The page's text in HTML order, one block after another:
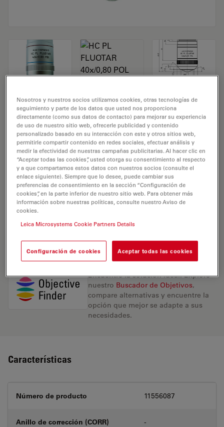
Objetivo de microscopio HC PL FLUOTAR
40x/0,80 POL
N.º de producto 11556087
El objetivo HC PL FLUOTAR 40x/0,80 POL tiene un
aumento de 40X y una apertura numérica de 0,8mm.
Para uso en medio seco y con una rosca de objetivo de
M25 con una distancia de trabajo libre de 0,3 mm y un
FN de 20.
REQUEST FOR QUOTE
Encuentre la solución ideal. Explore
nuestro Buscador de Objetivos,
compare alternativas y encuentre la
opción que mejor se adapte a sus
necesidades.
Características
Número de producto 11556087
Anillo de corrección (CORR) -
Nosotros y nuestros socios utilizamos cookies, otras tecnologías de
seguimiento y parte de los datos que usted nos proporciona
directamente (como sus datos de contacto) para mejorar su experiencia
de uso de nuestro sitio web, ofrecerle publicidad y contenido
personalizado basado en su interacción con este y otros sitios web,
permitirle compartir contenido en redes sociales, efectuar análisis y
medir la efectividad de nuestras campañas publicitarias. Al hacer clic en
“Aceptar todas las cookies”, usted otorga su consentimiento al respecto
y a que compartamos estos datos con nuestros socios (consulte el
enlace siguiente). Siempre que lo desee, puede cambiar sus
preferencias de consentimiento en la sección “Configuración de
cookies”, en la parte inferior de nuestro sitio web. Para obtener más
información sobre nuestras políticas, consulte nuestro Aviso de
cookies.
Leica Microsystems Cookie Partners Details
Configuración de cookies Aceptar todas las cookies